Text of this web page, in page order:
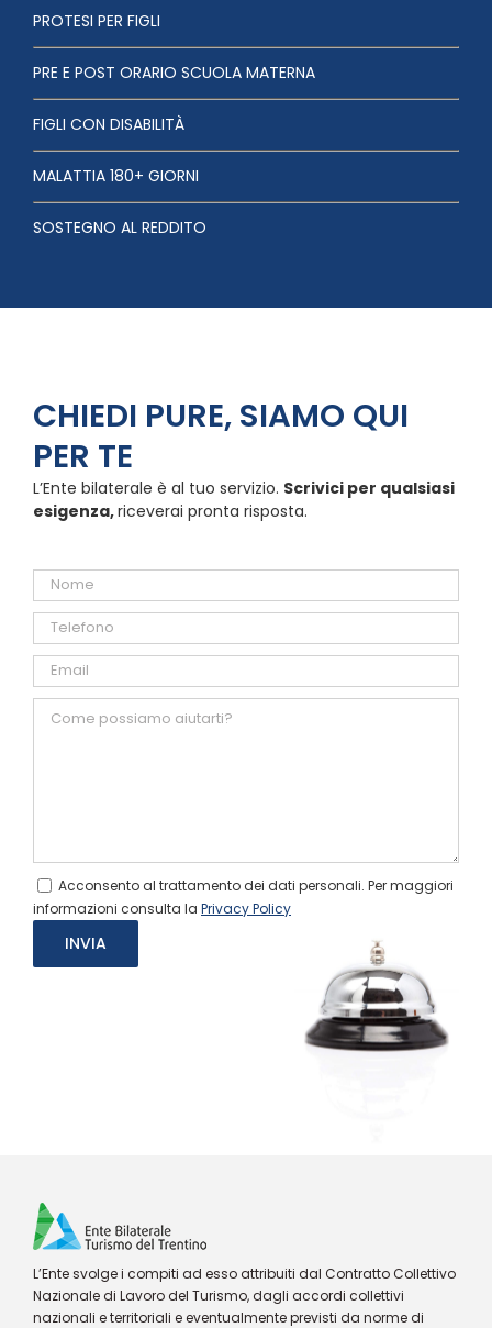
PROTESI PER FIGLI
PRE E POST ORARIO SCUOLA MATERNA
FIGLI CON DISABILITÀ
MALATTIA 180+ GIORNI
SOSTEGNO AL REDDITO
CHIEDI PURE, SIAMO QUI
PER TE
L’Ente bilaterale è al tuo servizio. Scrivici per qualsiasi
esigenza,riceverai pronta risposta.
Acconsento al trattamento dei dati personali. Per maggiori
informazioni consulta la Privacy Policy
L’Ente svolge i compiti ad esso attribuiti dal Contratto Collettivo
Nazionale di Lavoro del Turismo, dagli accordi collettivi
nazionali e territoriali e eventualmente previsti da norme di